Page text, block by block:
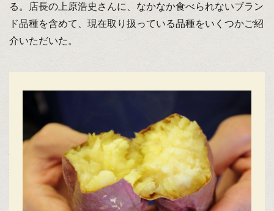
る。店長の上原浩史さんに、なかなか食べられないブラン
ド品種を含めて、現在取り扱っている品種をいくつかご紹
介いただいた。